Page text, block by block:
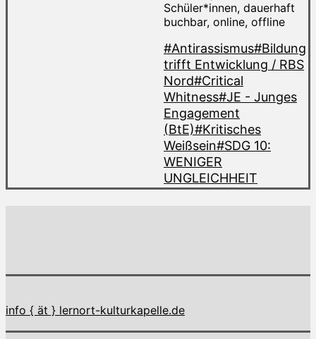
Schüler*innen, dauerhaft
buchbar, online, offline
#Antirassismus#Bildung
trifft Entwicklung / RBS
Nord#Critical
Whitness#JE - Junges
Engagement
(BtE)#Kritisches
Weißsein#SDG 10:
WENIGER
UNGLEICHHEIT
info { ät } lernort-kulturkapelle.de